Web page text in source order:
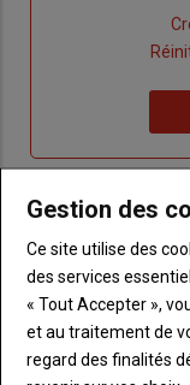
de
me
Sous-
titre
TITRE
Body
compte
Gestion des
Ce site utilise des
des services
« Tout Accepter »,
et au traitement de
regard des finalités